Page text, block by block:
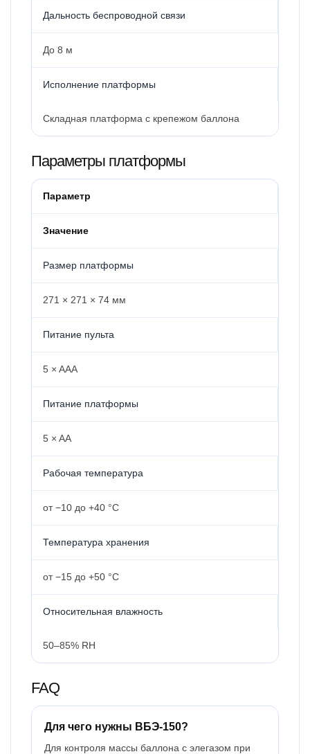
Дальность беспроводной связи
До 8 м
Исполнение платформы
Складная платформа с крепежом баллона
Параметры платформы
Параметр
Значение
Размер платформы
271 × 271 × 74 мм
Питание пульта
5 × AAA
Питание платформы
5 × AA
Рабочая температура
от −10 до +40 °C
Температура хранения
от −15 до +50 °C
Относительная влажность
50–85% RH
FAQ
Для чего нужны ВБЭ-150?
Для контроля массы баллона с элегазом при